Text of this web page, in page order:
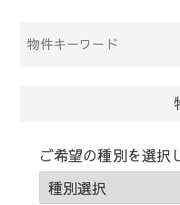
ご希望の種別を選択